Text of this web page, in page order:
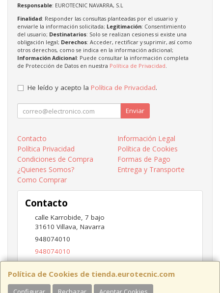
Política de Cookies de tienda.eurotecnic.com
Responsable: EUROTECNIC NAVARRA, S.L
Finalidad: Responder las consultas planteadas por el usuario y
enviarle la información solicitada; Legitimación: Consentimiento
del usuario; Destinatarios: Solo se realizan cesiones si existe una
obligación legal; Derechos: Acceder, rectificar y suprimir, así como
otros derechos, como se indica en la información adicional;
Información Adicional: Puede consultar la información completa
de Protección de Datos en nuestra Política de Privacidad
He leído y acepto la Política de Privacidad.
Enviar
Contacto
Información Legal
Política Privacidad
Política de Cookies
Condiciones de Compra
Formas de Pago
¿Quienes Somos?
Entrega y Transporte
Como Comprar
Contacto
calle Karrobide, 7 bajo
31610 Villava, Navarra
948074010
948074010
ventas@eurotecnic.com